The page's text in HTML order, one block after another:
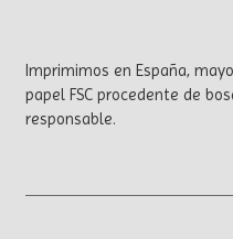
Imprimimos en España,
papel FSC procedente de
responsable.